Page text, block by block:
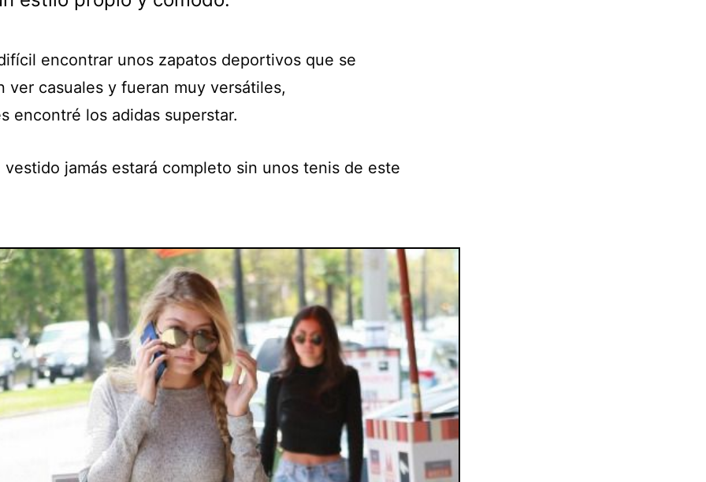
encontrar unos zapatos deportivos que se
ver casuales y fueran muy versátiles,
encontré los adidas superstar.
vestido jamás estará completo sin unos tenis de este